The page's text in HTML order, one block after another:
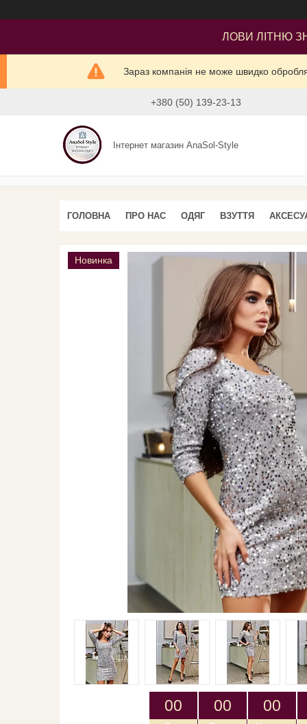
ЛОВИ ЛІТНЮ
Зараз компанія не може швидко
+380 (50) 139-23-13
Інтернет магазин AnaSol-Style
ГОЛОВНА ПРО НАС ОДЯГ ВЗУТТЯ
Новинка
00 00 00